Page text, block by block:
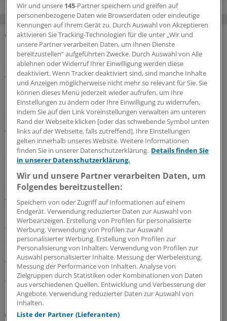
MEHR ZUM THEMA
Geldtipp-Podcast Pferdchen trifft Fuchs
Was wir aus unseren Fehlern gelernt haben
In der 62. Folge des Geldtipp-Podcasts stellt sich der
neue Fuchs, Stefan Ziermann, vor. Pferdchen und Fuchs
erinnern sich an Erfolg und Misserfolg ihrer
Anlageentscheidungen und welche Konsequenzen und
Lehren sie daraus gezogen haben.
28.07.2026
Geldtipp-Podcast Pferdchen trifft Fuchs
Wie sich nachhaltige Geldanlage verändert hat
Durch die geopolitischen Krisen sind Investments in
fossile Energien und Rüstung attraktiv geworden. In der
61. Ausgabe des Geldtipp-Podcasts diskutieren
Pferdchen und Fuchs, wo Nachhaltigkeitskriterium auch
weiter sinnvoll und erfolgreich sind.
03.07.2026
Disposition Effect und Co
Wir und unsere 145-Partner speichern und greifen auf
personenbezogene Daten wie Browserdaten oder eindeutige
Kennungen auf Ihrem Gerät zu. Durch Auswahl von Akzeptieren
aktivieren Sie Tracking-Technologien für die unter „Wir und
unsere Partner verarbeiten Daten, um Ihnen Dienste
bereitzustellen“ aufgeführten Zwecke. Durch Auswahl von Alle
ablehnen oder Widerruf Ihrer Einwilligung werden diese
deaktiviert. Wenn Tracker deaktiviert sind, sind manche Inhalte
und Anzeigen möglicherweise nicht mehr so relevant für Sie. Sie
können dieses Menü jederzeit wieder aufrufen, um Ihre
Einstellungen zu ändern oder Ihre Einwilligung zu widerrufen,
indem Sie auf den Link Voreinstellungen verwalten am unteren
Rand der Webseite klicken [oder das schwebende Symbol unten
links auf der Webseite, falls zutreffend]. Ihre Einstellungen
gelten innerhalb unseres Website. Weitere Informationen
finden Sie in unserer Datenschutzerklärung. Details finden Sie
in unserer Datenschutzerklärung.
Wir und unsere Partner verarbeiten Daten, um
Folgendes bereitzustellen:
Speichern von oder Zugriff auf Informationen auf einem
Endgerät. Verwendung reduzierter Daten zur Auswahl von
Werbeanzeigen. Erstellung von Profilen für personalisierte
Werbung. Verwendung von Profilen zur Auswahl
personalisierter Werbung. Erstellung von Profilen zur
Personalisierung von Inhalten. Verwendung von Profilen zur
Auswahl personalisierter Inhalte. Messung der Werbeleistung.
Messung der Performance von Inhalten. Analyse von
Zielgruppen durch Statistiken oder Kombinationen von Daten
aus verschiedenen Quellen. Entwicklung und Verbesserung der
Angebote. Verwendung reduzierter Daten zur Auswahl von
Inhalten.
Liste der Partner (Lieferanten)